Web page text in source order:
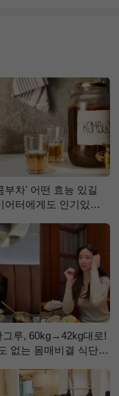
부차' 어떤 효능 있길
어터에게도 인기있는
그루, 60kg→42kg대로!
없는 몸매비결 식단